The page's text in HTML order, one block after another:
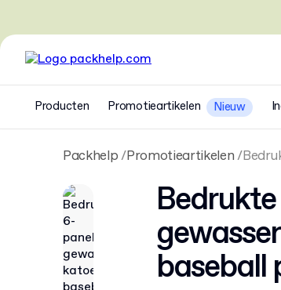
Producten Promotieartikelen Nieuw
Packhelp Promotieartikelen
baseball